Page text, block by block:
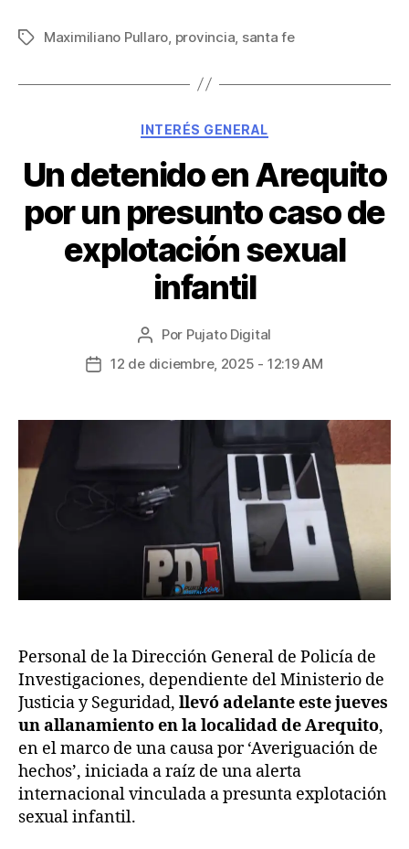
Maximiliano Pullaro provincia santa fe
INTERÉS GENERAL
Un detenido en Arequito
por un presunto caso de
explotación sexual
infantil
Por Pujato Digital
12 de diciembre, 2025 - 12:19 AM
Personal de la Dirección General de Policía de
Investigaciones, dependiente del Ministerio de
Justicia y Seguridad, llevó adelante este jueves
un allanamiento en la localidad de Arequito,
en el marco de una causa por ‘Averiguación de
hechos’, iniciada a raíz de una alerta
internacional vinculada a presunta explotación
sexual infantil.